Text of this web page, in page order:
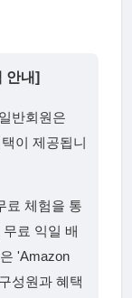
안내]
반회원은
이 제공됩니
료 체험을 통
료 익일 배
'Amazon
성원과 혜택